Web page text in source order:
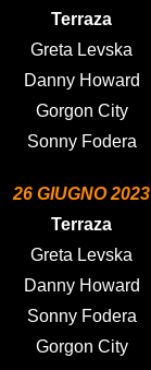
Terraza
Greta Levska
Danny Howard
Gorgon City
Sonny Fodera
26 GIUGNO 2023
Terraza
Greta Levska
Danny Howard
Sonny Fodera
Gorgon City